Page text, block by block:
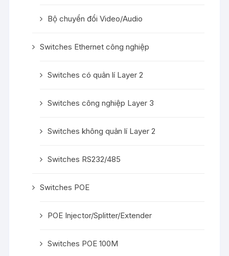
Bộ chuyển đổi Video/Audio
Switches Ethernet công nghiệp
Switches có quản lí Layer 2
Switches công nghiệp Layer 3
Switches không quản lí Layer 2
Switches RS232/485
Switches POE
POE Injector/Splitter/Extender
Switches POE 100M